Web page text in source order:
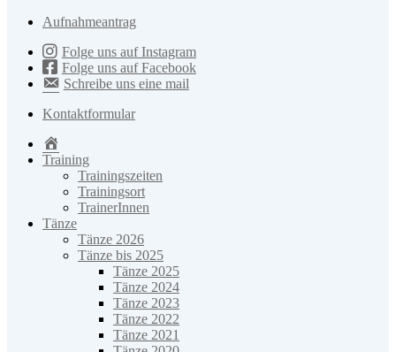
Aufnahmeantrag
Folge uns auf Instagram
Folge uns auf Facebook
Schreibe uns eine mail
Kontaktformular
Training
Trainingszeiten
Trainingsort
TrainerInnen
Tänze
Tänze 2026
Tänze bis 2025
Tänze 2025
Tänze 2024
Tänze 2023
Tänze 2022
Tänze 2021